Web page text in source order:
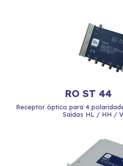
RO ST 44
Receptor óptico para 4
Saídas HL / HH /